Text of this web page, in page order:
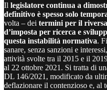
Il legislatore continua a
definitivo è spesso solo
volta – dei termini per il
d’imposta per ricerca e
questa instabilità normativa.
sanare, senza sanzioni e
attività svolte tra il 2015 e il
al 22 ottobre 2021. Si tratta di
DL 146/2021, modificato da
deflazionare il contenzioso e, al